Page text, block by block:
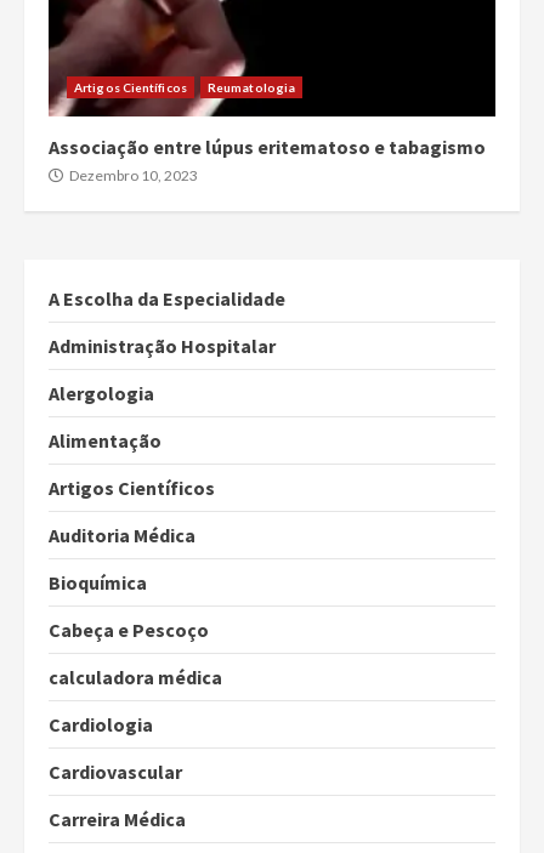
Artigos Científicos Reumatologia
Associação entre lúpus eritematoso e tabagismo
Dezembro 10, 2023
A Escolha da Especialidade
Administração Hospitalar
Alergologia
Alimentação
Artigos Científicos
Auditoria Médica
Bioquímica
Cabeça e Pescoço
calculadora médica
Cardiologia
Cardiovascular
Carreira Médica